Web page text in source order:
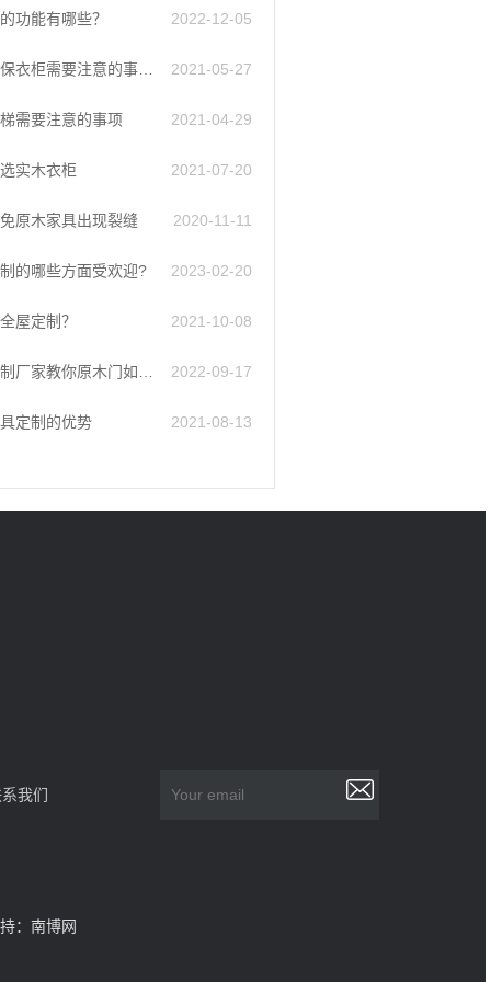
功能有哪些？ 2022-12-05
定制环保衣柜需要注意的事项有哪些？ 2021-05-27
需要注意的事项 2021-04-29
实木衣柜 2021-07-20
原木家具​出现裂缝 2020-11-11
的哪些方面受欢迎? 2023-02-20
屋定制？ 2021-10-08
2022-09-17
定制的优势 2021-08-13
我们
：南博网